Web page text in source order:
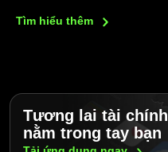
Tìm hiểu thêm
Tương lai tài chính
nằm trong tay bạn